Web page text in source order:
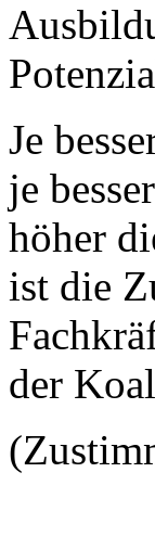
Je
je
höher
ist die
der